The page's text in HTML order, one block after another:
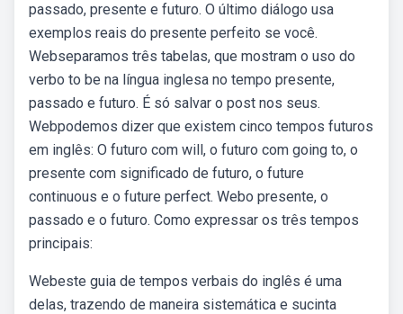
passado, presente e futuro. O último diálogo usa
exemplos reais do presente perfeito se você.
Webseparamos três tabelas, que mostram o uso do
verbo to be na língua inglesa no tempo presente,
passado e futuro. É só salvar o post nos seus.
Webpodemos dizer que existem cinco tempos futuros
em inglês: O futuro com will, o futuro com going to, o
presente com significado de futuro, o future
continuous e o future perfect. Webo presente, o
passado e o futuro. Como expressar os três tempos
principais:
Webeste guia de tempos verbais do inglês é uma
delas, trazendo de maneira sistemática e sucinta